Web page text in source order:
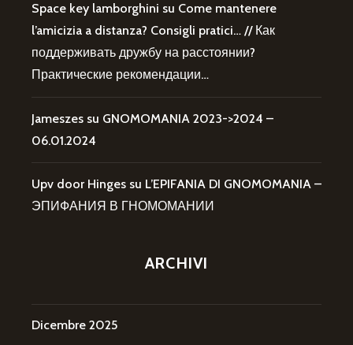
Space key lamborghini su Come mantenere
l’amicizia a distanza? Consigli pratici… // Как
поддерживать дружбу на расстоянии?
Практические рекомендации…
Jameszes su GNOMOMANIA 2023->2024 –
06.01.2024
Upv door Hinges su L’EPIFANIA DI GNOMOMANIA –
ЭПИФАНИЯ В ГНОМОМАНИИ
ARCHIVI
Dicembre 2025